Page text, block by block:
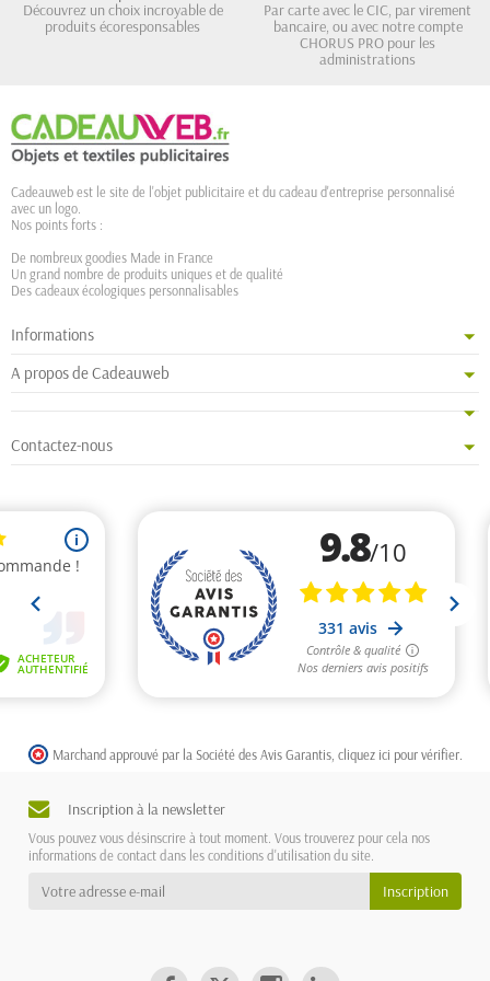
Découvrez un choix incroyable de
produits écoresponsables
Par carte avec le CIC, par virement
bancaire, ou avec notre compte
CHORUS PRO pour les
administrations
Cadeauweb est le site de l'objet publicitaire et du cadeau d'entreprise personnalisé
avec un logo.
Nos points forts :
De nombreux goodies Made in France
Un grand nombre de produits uniques et de qualité
Des cadeaux écologiques personnalisables
Informations
A propos de Cadeauweb
Contactez-nous
Marchand approuvé par la Société des Avis Garantis, cliquez ici pour vérifier
Inscription à la newsletter
Vous pouvez vous désinscrire à tout moment. Vous trouverez pour cela nos
informations de contact dans les conditions d'utilisation du site.